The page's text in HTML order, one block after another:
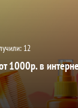
12
1000р. в